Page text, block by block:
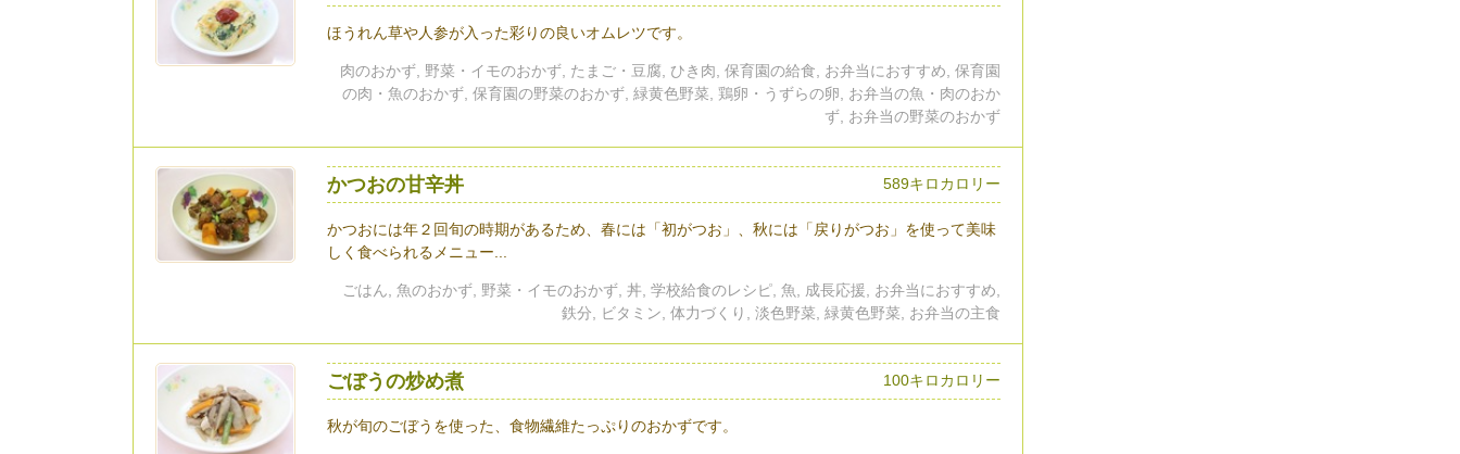
ほうれん草や人参が入った彩りの良いオムレツです。
肉のおかず, 野菜・イモのおかず, たまご・豆腐, ひき肉, 保育園の給食, お弁当におすすめ, 保育園
の肉・魚のおかず, 保育園の野菜のおかず, 緑黄色野菜, 鶏卵・うずらの卵, お弁当の魚・肉のおか
ず, お弁当の野菜のおかず
かつおの甘辛丼
かつおには年２回旬の時期があるため、春には「初がつお」、秋には「戻りがつお」を使って美味
しく食べられるメニュー...
589キロカロリー
ごはん, 魚のおかず, 野菜・イモのおかず, 丼, 学校給食のレシピ, 魚, 成長応援, お弁当におすすめ,
鉄分, ビタミン, 体力づくり, 淡色野菜, 緑黄色野菜, お弁当の主食
ごぼうの炒め煮
秋が旬のごぼうを使った、食物繊維たっぷりのおかずです。
100キロカロリー